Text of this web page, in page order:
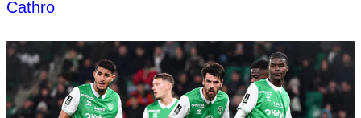
Cathro